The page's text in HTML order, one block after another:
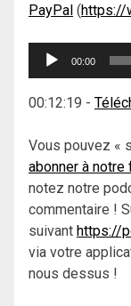
PayPal (https://
Lecteur
00:00
00:12:19 -
Vous pouvez «
abonner à notre
notez notre
commentaire !
suivant https://
via votre
nous dessus !